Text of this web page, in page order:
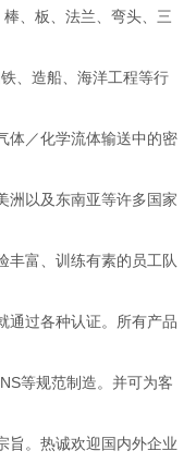
、板、法兰、弯头、三
、造船、海洋工程等行
体／化学流体输送中的密
洲以及东南亚等许多国家
富、训练有素的员工队
通过各种认证。所有产品
等规范制造。并可为客
旨。热诚欢迎国内外企业